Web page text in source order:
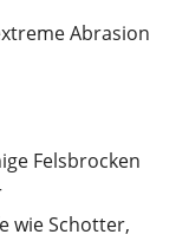
Abrasion
Felsbrocken
wie Schotter,